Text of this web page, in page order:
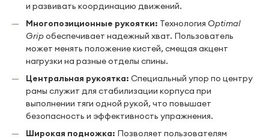
и развивать координацию движений.
Многопозиционные рукоятки: Технология Optimal
Gripобеспечивает надежный хват. Пользователь
может менять положение кистей, смещая акцент
нагрузки на разные отделы спины.
Центральная рукоятка: Специальный упор по центру
рамы служит для стабилизации корпуса при
выполнении тяги одной рукой, что повышает
безопасность и эффективность упражнения.
Широкая подножка: Позволяет пользователям